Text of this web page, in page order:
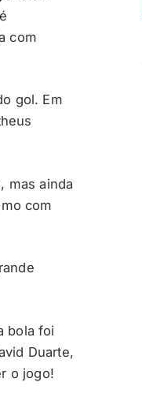
com
gol. Em
mas ainda
com
bola foi
Duarte,
o jogo!